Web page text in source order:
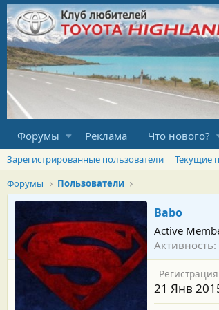
Форумы Реклама Что нового?
Зарегистрированные пользователи Текущие
Форумы
Пользователи
Babo
Active
Активность
Регистрация
21 Янв